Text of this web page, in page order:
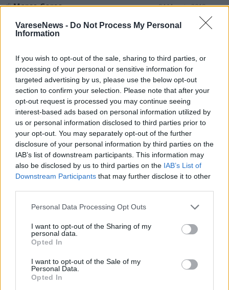
VareseNews - Do Not Process My Personal
Information
If you wish to opt-out of the sale, sharing to third parties, or
processing of your personal or sensitive information for
targeted advertising by us, please use the below opt-out
section to confirm your selection. Please note that after your
opt-out request is processed you may continue seeing
interest-based ads based on personal information utilized by
us or personal information disclosed to third parties prior to
your opt-out. You may separately opt-out of the further
disclosure of your personal information by third parties on the
IAB’s list of downstream participants. This information may
also be disclosed by us to third parties on the IAB’s List of
Downstream Participants that may further disclose it to other
Personal Data Processing Opt Outs
I want to opt-out of the Sharing of my
personal data.
Opted In
I want to opt-out of the Sale of my
Personal Data.
Opted In
diMarco Corso 04 Maggio 2019 -
Vota
ADV
Accedioregistrati per commentare questo
L'email è richiesta ma non verrà mostrata ai visitatori. Il contenuto di questo
commento esprime il pensiero dell'autore e non rappresenta la linea editoriale
di VareseNews.it, che rimane autonoma e indipendente. I messaggi inclusi nei
commenti non sono testi giornalistici, ma post inviati dai singoli lettori che